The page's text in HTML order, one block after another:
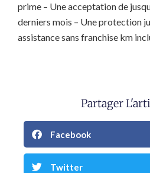
prime – Une acceptation de
derniers mois – Une protection
assistance sans franchise km
Partager
Facebook
Twitter